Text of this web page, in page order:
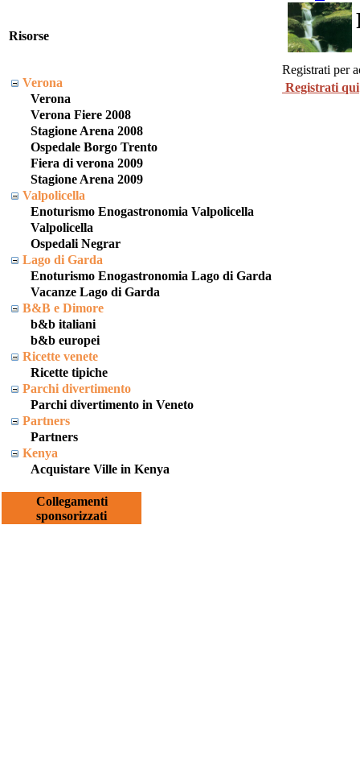
Risorse
Verona
Verona
Verona Fiere 2008
Stagione Arena 2008
Ospedale Borgo Trento
Fiera di verona 2009
Stagione Arena 2009
Valpolicella
Enoturismo Enogastronomia Valpolicella
Valpolicella
Ospedali Negrar
Lago di Garda
Enoturismo Enogastronomia Lago di Garda
Vacanze Lago di Garda
B&B e Dimore
b&b italiani
b&b europei
Ricette venete
Ricette tipiche
Parchi divertimento
Parchi divertimento in Veneto
Partners
Partners
Kenya
Acquistare Ville in Kenya
Collegamenti
sponsorizzati
Registrati per
Registrati qui